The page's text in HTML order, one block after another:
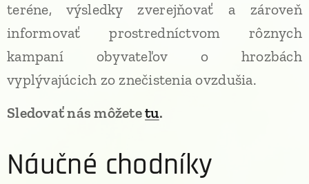
teréne, výsledky zverejňovať a zároveň
informovať prostredníctvom rôznych
kampaní obyvateľov o hrozbách
vyplývajúcich zo znečistenia ovzdušia.
Sledovať nás môžetetu.
Náučné chodníky